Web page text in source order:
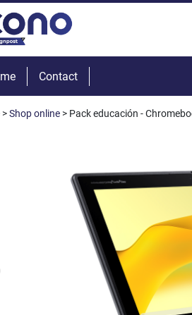
Contact
>Shop online > Pack educación -